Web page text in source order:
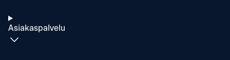
Asiakaspalvelu